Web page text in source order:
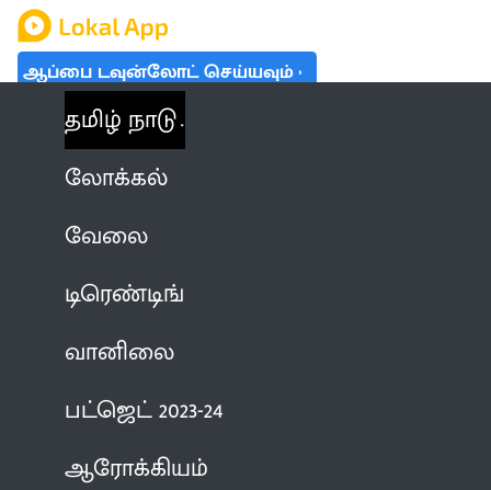
ஆப்பை டவுன்லோட் செய்யவும்
தமிழ் நாடு
லோக்கல்
வேலை
டிரெண்டிங்
வானிலை
பட்ஜெட் 2023-24
ஆரோக்கியம்